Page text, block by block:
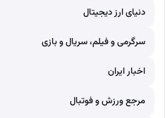
دنیای ارز دیجیتال
سرگرمی و فیلم، سریال و بازی
اخبار ایران
مرجع ورزش و فوتبال